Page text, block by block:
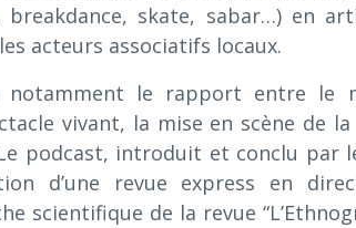
skate, sabar…) en
acteurs associatifs locaux.
le rapport entre le
vivant, la mise en scène de
podcast, introduit et conclu par
d’une revue express en
scientifique de la revue